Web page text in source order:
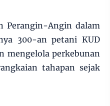
Perangin-Angin dalam
300-an petani KUD
mengelola perkebunan
tahapan sejak